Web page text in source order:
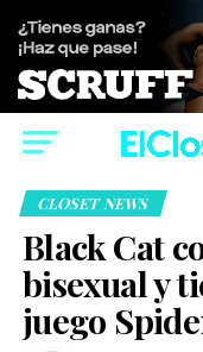
CLOSET NEWS
Black Cat
bisexual y
juego